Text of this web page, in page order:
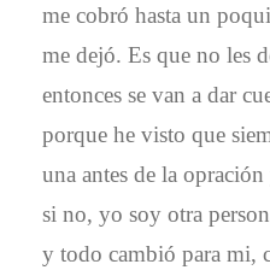
me cobró hasta un
me dejó. Es que no les
entonces se van a dar
porque he visto que
una antes de la
si no, yo soy otra
y todo cambió para mi,